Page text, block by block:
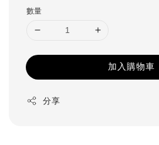
數量
加入購物車
分享